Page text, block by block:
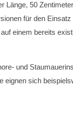
Länge, 50
für den Einsatz
einem bereits
und
eignen sich